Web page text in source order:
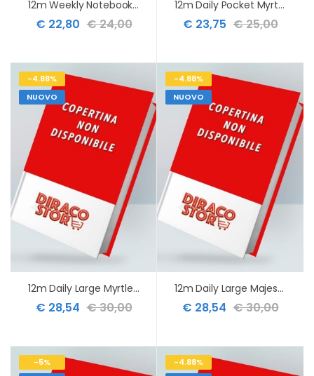
12m Weekly Notebook Pocket Myrtle Green Hard 2027
€ 22,80 € 24,00
12m Daily Pocket Myrtle Green Hard 2027
€ 23,75 € 25,00
-4.88%
NUOVO
12m Daily Large Myrtle Green Hard 2027
€ 28,54 € 30,00
-4.88%
NUOVO
12m Daily Large Majestic Pink Hard 2027
€ 28,54 € 30,00
-5%
-4.88%